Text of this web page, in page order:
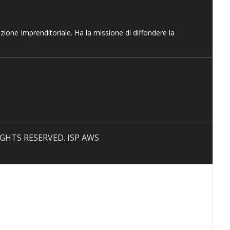
Imprenditoriale. Ha la missione di diffondere la
RESERVED. ISP AWS